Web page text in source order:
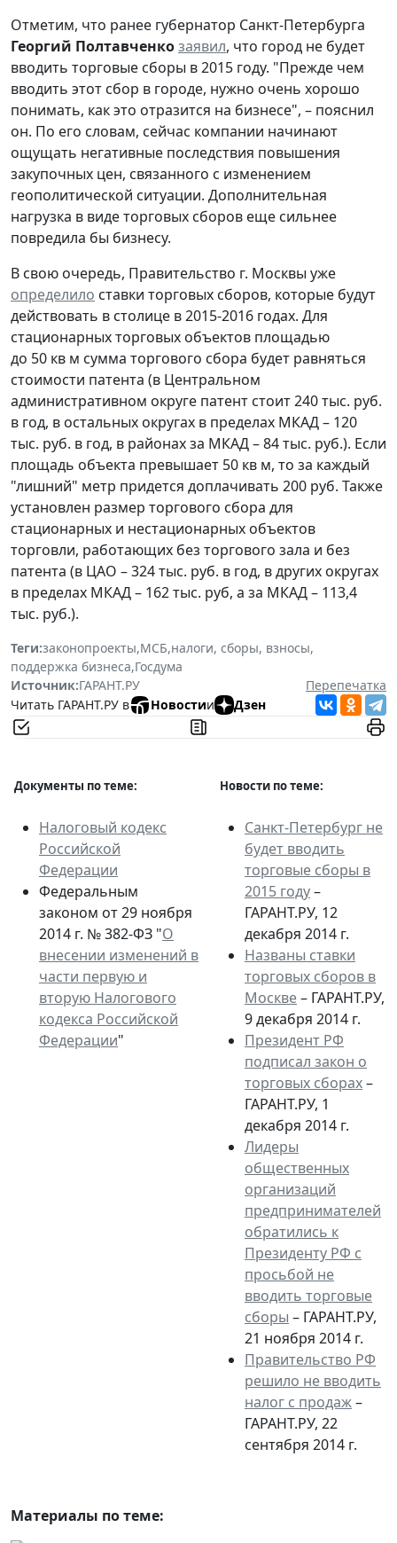
Отметим, что ранее губернатор Санкт-Петербурга
Георгий Полтавченкозаявил, что город не будет
вводить торговые сборы в 2015 году. "Прежде чем
вводить этот сбор в городе, нужно очень хорошо
понимать, как это отразится на бизнесе", – пояснил
он. По его словам, сейчас компании начинают
ощущать негативные последствия повышения
закупочных цен, связанного с изменением
геополитической ситуации. Дополнительная
нагрузка в виде торговых сборов еще сильнее
повредила бы бизнесу.
В свою очередь, Правительство г. Москвы уже
определило ставки торговых сборов, которые будут
действовать в столице в 2015-2016 годах. Для
стационарных торговых объектов площадью
до 50 кв м сумма торгового сбора будет равняться
стоимости патента (в Центральном
административном округе патент стоит 240 тыс. руб.
в год, в остальных округах в пределах МКАД – 120
тыс. руб. в год, в районах за МКАД – 84 тыс. руб.). Если
площадь объекта превышает 50 кв м, то за каждый
"лишний" метр придется доплачивать 200 руб. Также
установлен размер торгового сбора для
стационарных и нестационарных объектов
торговли, работающих без торгового зала и без
патента (в ЦАО – 324 тыс. руб. в год, в других округах
в пределах МКАД – 162 тыс. руб, а за МКАД – 113,4
тыс. руб.).
Теги:законопроекты,МСБ,налоги, сборы, взносы,
поддержка бизнеса,Госдума
Источник:ГАРАНТ.РУ
Перепечатка
Читать ГАРАНТ.РУ в
Новостии Дзен
Документы по теме: Новости по теме:
Налоговый кодекс
Российской
Федерации
Федеральным
законом от 29 ноября
2014 г. № 382-ФЗ "О
внесении изменений в
части первую и
вторую Налогового
кодекса Российской
Федерации"
Санкт-Петербург не
будет вводить
торговые сборы в
2015 году–
ГАРАНТ.РУ, 12
декабря 2014 г.
Названы ставки
торговых сборов в
Москве– ГАРАНТ.РУ,
9 декабря 2014 г.
Президент РФ
подписал закон о
торговых сборах–
ГАРАНТ.РУ, 1
декабря 2014 г.
Лидеры
общественных
организаций
предпринимателей
обратились к
Президенту РФ с
просьбой не
вводить торговые
сборы – ГАРАНТ.РУ,
21 ноября 2014 г.
Правительство РФ
решило не вводить
налог с продаж–
ГАРАНТ.РУ, 22
сентября 2014 г.
Материалы по теме: